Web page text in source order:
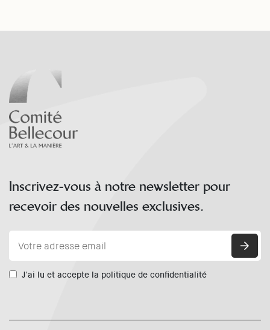
Inscrivez-vous à notre newsletter pour
recevoir des nouvelles exclusives.
J'ai lu et accepte la politique de confidentialité